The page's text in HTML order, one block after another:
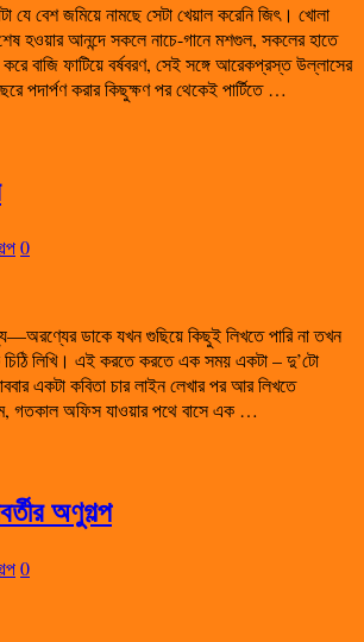
যে বেশ জমিয়ে নামছে সেটা খেয়াল করেনি জিৎ। খোলা
হওয়ার আনন্দে সকলে নাচে-গানে মশগুল, সকলের হাতে
বাজি ফাটিয়ে বর্ষবরণ, সেই সঙ্গে আরেকপ্রস্ত উল্লাসের
পদার্পণ করার কিছুক্ষণ পর থেকেই পার্টিতে …
0
ডাকে যখন গুছিয়ে কিছুই লিখতে পারি না তখন
চিঠি লিখি। এই করতে করতে এক সময় একটা – দু’টো
একটা কবিতা চার লাইন লেখার পর আর লিখতে
গতকাল অফিস যাওয়ার পথে বাসে এক …
অণুগল্প
0